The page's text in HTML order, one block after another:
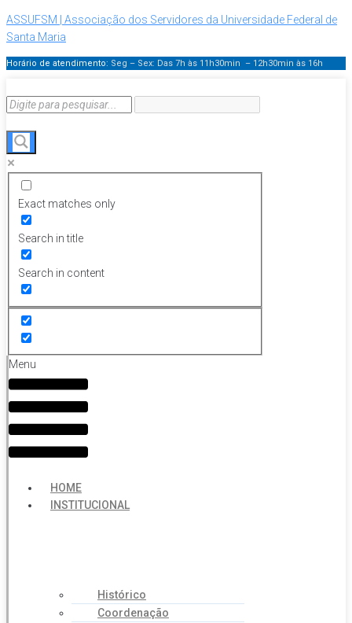
ASSUFSM | Associação dos Servidores da Universidade Federal de
Santa Maria
Horário de atendimento: Seg – Sex: Das 7h às 11h30min – 12h30min às 16h
Exact matches only
Search in title
Search in content
Menu
HOME
INSTITUCIONAL
Histórico
Coordenação